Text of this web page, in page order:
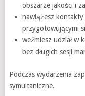
obszarze jakości i
nawiążesz
przygotowującymi
weźmiesz udział w
bez długich sesji
Podczas wydarzenia
symultaniczne.